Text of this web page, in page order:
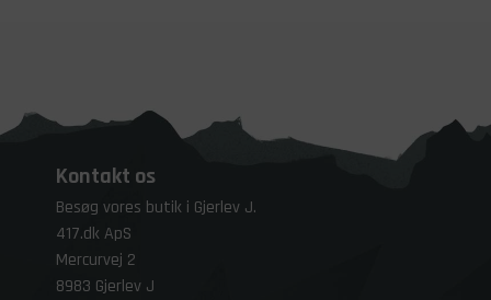
Kontakt os
Besøg vores butik i Gjerlev J.
417.dk ApS
Mercurvej 2
8983 Gjerlev J